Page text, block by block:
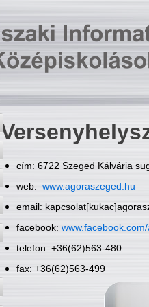
cím: 6722 Szeged Kálvária
web: www.agoraszeged.hu
email:
facebook:
telefon: +36(62)563-480
fax: +36(62)563-499